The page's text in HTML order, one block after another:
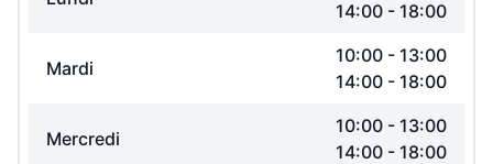
14:00 - 18:00
Mardi
10:00 - 13:00
14:00 - 18:00
Mercredi
10:00 - 13:00
14:00 - 18:00